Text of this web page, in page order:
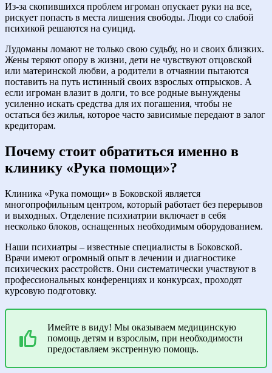
Из-за скопившихся проблем игроман опускает руки на все,
рискует попасть в места лишения свободы. Люди со слабой
психикой решаются на суицид.
Лудоманы ломают не только свою судьбу, но и своих близких.
Жены теряют опору в жизни, дети не чувствуют отцовской
или материнской любви, а родители в отчаянии пытаются
поставить на путь истинный своих взрослых отпрысков. А
если игроман влазит в долги, то все родные вынуждены
усиленно искать средства для их погашения, чтобы не
остаться без жилья, которое часто зависимые передают в залог
кредиторам.
Почему стоит обратиться именно в
клинику «Рука помощи»?
Клиника «Рука помощи» в Боковской является
многопрофильным центром, который работает без перерывов
и выходных. Отделение психиатрии включает в себя
несколько блоков, оснащенных необходимым оборудованием.
Наши психиатры – известные специалисты в Боковской.
Врачи имеют огромный опыт в лечении и диагностике
психических расстройств. Они систематически участвуют в
профессиональных конференциях и конкурсах, проходят
курсовую подготовку.
Имейте в виду! Мы оказываем медицинскую
помощь детям и взрослым, при необходимости
предоставляем экстренную помощь.